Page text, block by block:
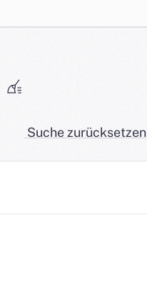
Suche zurücksetzen